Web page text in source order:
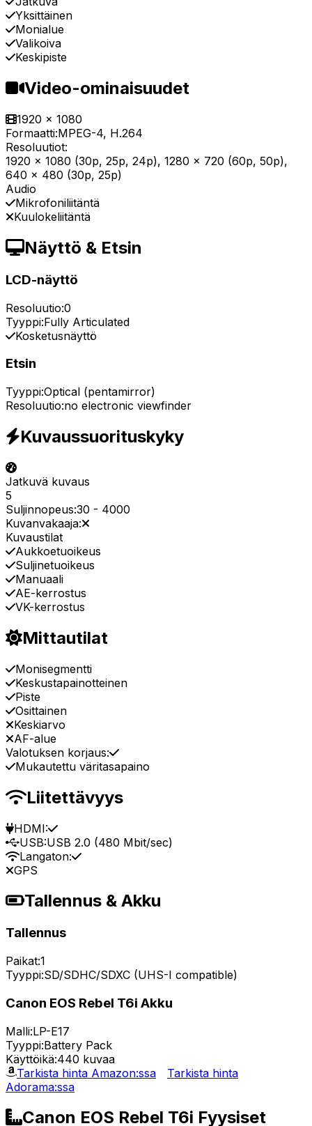
Yksittäinen
Monialue
Valikoiva
Keskipiste
Video-ominaisuudet
1920 x 1080
Formaatti:MPEG-4, H.264
Resoluutiot:
1920 x 1080 (30p, 25p, 24p), 1280 x 720 (60p, 50p),
640 x 480 (30p, 25p)
Audio
Mikrofoniliitäntä
Kuulokeliitäntä
Näyttö & Etsin
LCD-näyttö
Resoluutio:0
Tyyppi:Fully Articulated
Kosketusnäyttö
Etsin
Tyyppi:Optical (pentamirror)
Resoluutio:no electronic viewfinder
Kuvaussuorituskyky
Jatkuvä kuvaus
5
Suljinnopeus:30 - 4000
Kuvanvakaaja:
Kuvaustilat
Aukkoetuoikeus
Suljinetuoikeus
Manuaali
AE-kerrostus
VK-kerrostus
Mittautilat
Monisegmentti
Keskustapainotteinen
Piste
Osittainen
Keskiarvo
AF-alue
Valotuksen korjaus:
Mukautettu väritasapaino
Liitettävyys
HDMI:
USB:USB 2.0 (480 Mbit/sec)
Langaton:
GPS
Tallennus & Akku
Tallennus
Paikat:1
Tyyppi:SD/SDHC/SDXC (UHS-I compatible)
Canon EOS Rebel T6i Akku
Malli:LP-E17
Tyyppi:Battery Pack
Käyttöikä:440 kuvaa
Tarkista hinta Amazon:ssa
Tarkista hinta
Adorama:ssa
Canon EOS Rebel T6i Fyysiset